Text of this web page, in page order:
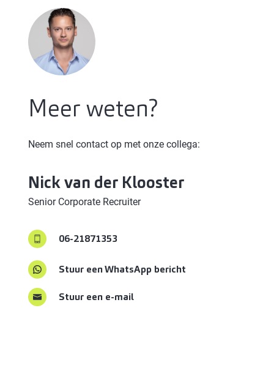
Meer weten?
Neem snel contact op met onze collega:
Nickvan der Klooster
Senior Corporate Recruiter
06-21871353
Stuur een WhatsApp bericht
Stuur een e-mail